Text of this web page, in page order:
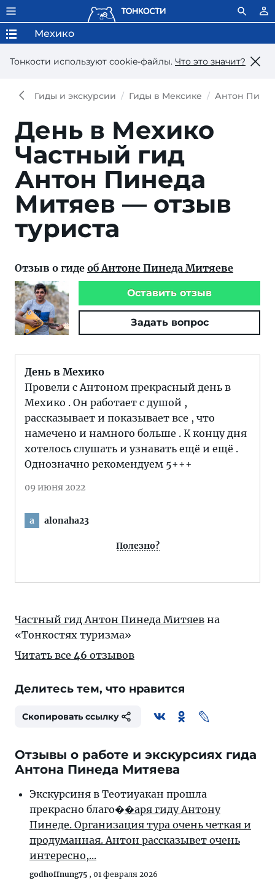
Тонкости используют сookie-файлы. Что это значит?
Мехико
Гиды и экскурсии Гиды в Мексике Антон
День в Мехико
Частный гид
Антон Пинеда
Митяев — отзыв
туриста
Отзыв о гиде об Антоне Пинеда Митяеве
Оставить отзыв
Задать вопрос
День в Мехико
Провели с Антоном прекрасный день в
Мехико . Он работает с душой ,
рассказывает и показывает все , что
намечено и намного больше . К концу дня
хотелось слушать и узнавать ещё и ещё .
Однозначно рекомендуем 5+++
09 июня 2022
a alonaha23
Полезно?
Частный гид Антон Пинеда Митяев на
«Тонкостях туризма»
Читать все 46 отзывов
Делитесь тем, что нравится
Скопировать ссылку
Отзывы о работе и экскурсиях гида
Антона Пинеда Митяева
Экскурсиня в Теотиуакан прошла
прекрасно благо��аря гиду Антону
Пинеде. Организация тура очень четкая и
продуманная. Антон рассказывет очень
интересно,...
godhoffnung75 , 01 февраля 2026